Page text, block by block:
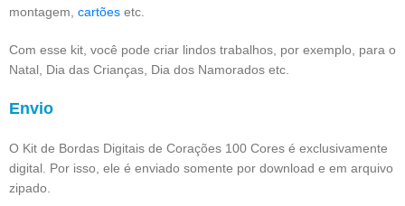
montagem, cartões etc.
Com esse kit, você pode criar lindos trabalhos, por exemplo, para o
Natal, Dia das Crianças, Dia dos Namorados etc.
Envio
O Kit de Bordas Digitais de Corações 100 Cores é exclusivamente
digital. Por isso, ele é enviado somente por download e em arquivo
zipado.